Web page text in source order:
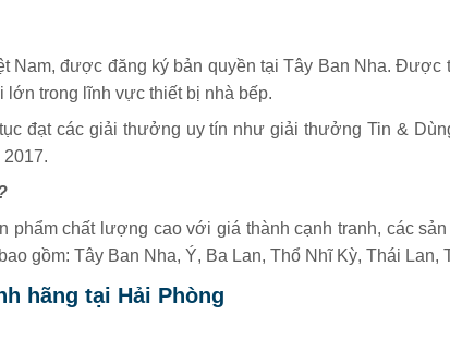
Nam, được đăng ký bản quyền tại Tây Ban Nha. Được
lớn trong lĩnh vực thiết bị nhà bếp.
đạt các giải thưởng uy tín như giải thưởng Tin &
phẩm chất lượng cao với giá thành cạnh tranh, các
gồm: Tây Ban Nha, Ý, Ba Lan, Thổ Nhĩ Kỳ, Thái Lan,
hãng tại Hải Phòng